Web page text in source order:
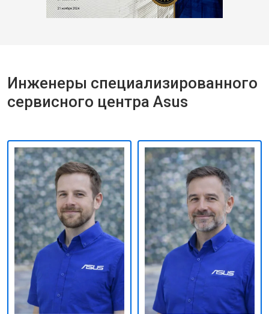
Инженеры специализированного
сервисного центра Asus